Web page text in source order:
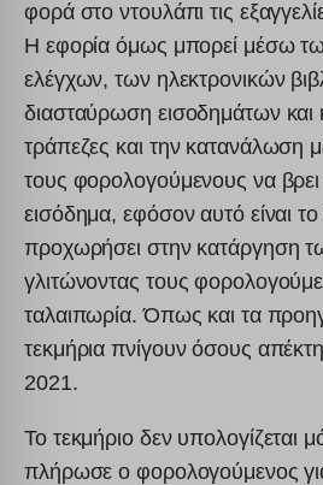
φορά στο ντουλάπι τις
Η εφορία όμως μπορεί μέσω
ελέγχων, των ηλεκτρονικών
διασταύρωση εισοδημάτων
τράπεζες και την
τους φορολογούμενους να
εισόδημα, εφόσον αυτό είναι
προχωρήσει στην κατάργηση
γλιτώνοντας τους
ταλαιπωρία. Όπως και τα
τεκμήρια πνίγουν όσους
2021.
Το τεκμήριο δεν υπολογίζεται
πλήρωσε ο φορολογούμενος